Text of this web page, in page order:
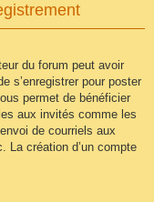
du forum peut avoir
s’enregistrer pour poster
permet de bénéficier
aux invités comme les
de courriels aux
La création d’un compte